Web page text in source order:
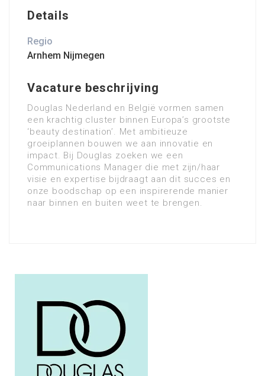
Details
Regio
Arnhem Nijmegen
Vacature beschrijving
Douglas Nederland en België vormen samen
een krachtig cluster binnen Europa’s grootste
‘beauty destination’. Met ambitieuze
groeiplannen bouwen we aan innovatie en
impact. Bij Douglas zoeken we een
Communications Manager die met zijn/haar
visie en expertise bijdraagt aan dit succes en
onze boodschap op een inspirerende manier
naar binnen en buiten weet te brengen.